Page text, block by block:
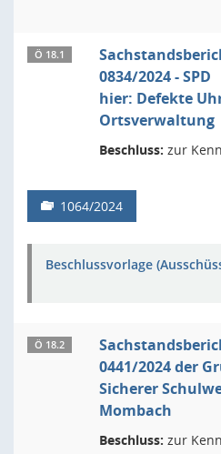
Ö 18.1
0834/2024 - SPD
hier: Defekte
Ortsverwaltung
Beschluss: zur
1064/2024
Beschlussvorlage
Ö 18.2
0441/2024 der
Sicherer
Mombach
Beschluss: zur